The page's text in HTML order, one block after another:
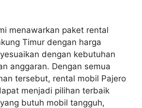
menawarkan paket rental
Timur dengan harga
dengan kebutuhan
anggaran. Dengan semua
tersebut, rental mobil Pajero
menjadi pilihan terbaik
butuh mobil tangguh,